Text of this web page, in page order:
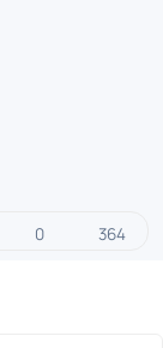
0 364